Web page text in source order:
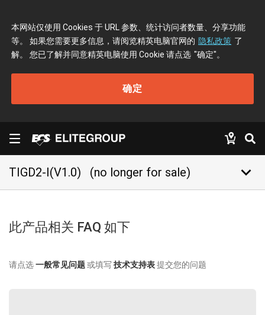
本网站仅使用 Cookies 于 URL 参数、统计访问者数量、分享功能
等。 如果您需要更多信息，请阅览精英电脑官网的 隐私政策 了
解。 您已了解并同意精英电脑使用 Cookie 请点选 "确定"。
确定
TIGD2-I(V1.0) (no longer for sale) keyboard_arrow_down
此产品相关 FAQ 如下
请点选一般常见问题或填写 技术支持表提交您的问题